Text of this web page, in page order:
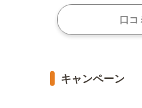
口コ
キャンペーン